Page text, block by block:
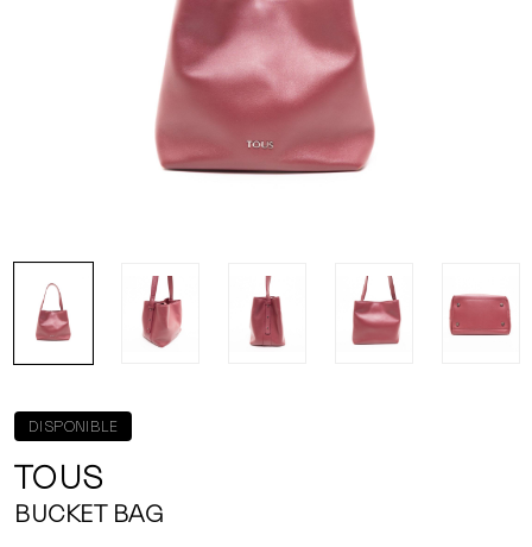
DISPONIBLE
TOUS
BUCKET BAG